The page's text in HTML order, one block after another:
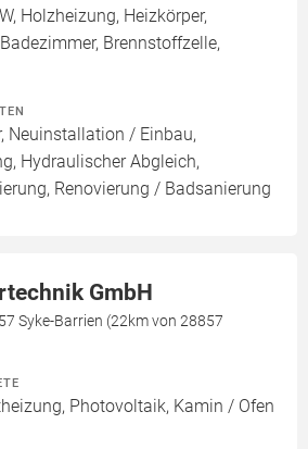
Holzheizung, Heizkörper,
Brennstoffzelle,
Neuinstallation / Einbau,
Hydraulischer Abgleich,
Renovierung / Badsanierung
GmbH
Syke-Barrien (22km von 28857
Photovoltaik, Kamin / Ofen